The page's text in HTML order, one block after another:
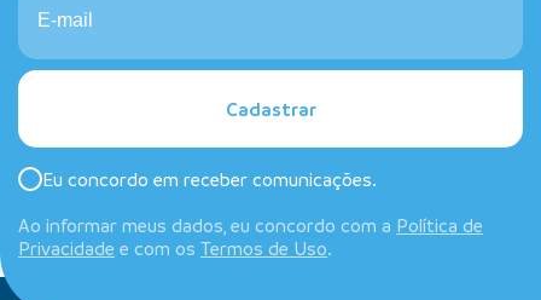
Cadastrar
Eu concordo em receber comunicações.
Ao informar meus dados, eu concordo com a Política de
Privacidade e com os Termos de Uso.